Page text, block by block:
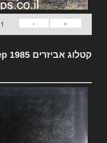
«
‹
1
קטלוג אביזרים Jeep 1985